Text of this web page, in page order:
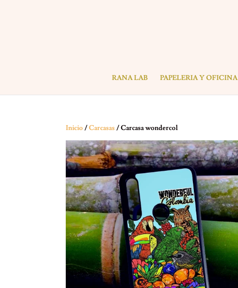
RANA LAB PAPELERIA Y OFICINA
Inicio/Carcasas/ Carcasa wondercol